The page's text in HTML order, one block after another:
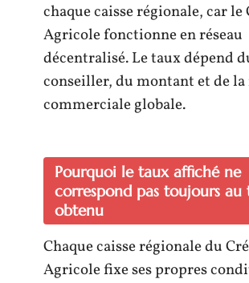
chaque caisse régionale, car
Agricole fonctionne en réseau
décentralisé. Le taux dépend
conseiller, du montant et de
commerciale globale.
Pourquoi le taux affiché ne
correspond pas toujours au
obtenu
Chaque caisse régionale du
Agricole fixe ses propres